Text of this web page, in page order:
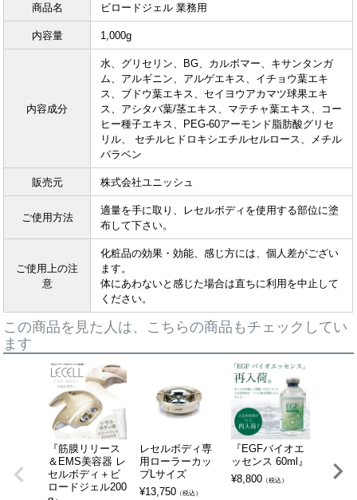
商品名
ビロードジェル 業務用
内容量 1,000g
内容成分
水、グリセリン、BG、カルボマー、キサンタンガ
ム、アルギニン、アルゲエキス、イチョウ葉エキ
ス、ブドウ葉エキス、セイヨウアカマツ球果エキ
ス、アシタバ葉/茎エキス、マテチャ葉エキス、コー
ヒー種子エキス、PEG-60アーモンド脂肪酸グリセ
リル、 セチルヒドロキシエチルセルロース、メチル
パラベン
販売元 株式会社ユニッシュ
ご使用方法
適量を手に取り、レセルボディを使用する部位に塗
布して下さい。
ご使用上の注
意
化粧品の効果・効能、感じ方には、個人差がござい
ます。
体にあわないと感じた場合は直ちに利用を中止して
ください。
この商品を見た人は、こちらの商品もチェックしてい
ます
『筋膜リリース
＆EMS美容器 レ
セルボディ＋ビ
ロードジェル200
レセルボディ専
用ローラーカッ
プLサイズ
¥13,750 （税込）
『EGFバイオエ
ッセンス 60ml』
¥8,800 （税込）
ョン
ーム